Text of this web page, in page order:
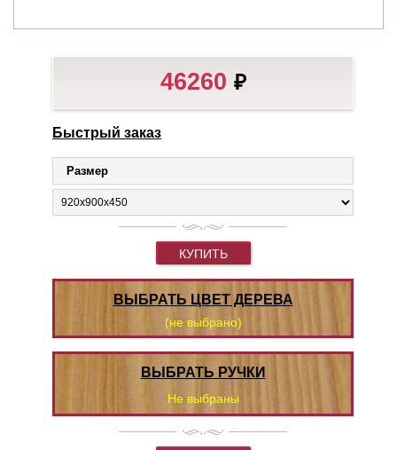
46260 ₽
Быстрый заказ
Размер
КУПИТЬ
ВЫБРАТЬ ЦВЕТ ДЕРЕВА
(не выбрано)
ВЫБРАТЬ РУЧКИ
Не выбраны